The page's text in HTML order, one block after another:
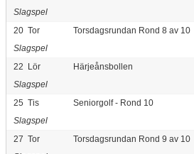
Slagspel
20 Tor
Torsdagsrundan Rond 8 av 10
Slagspel
22 Lör
Härjeånsbollen
Slagspel
25 Tis
Seniorgolf - Rond 10
Slagspel
27 Tor
Torsdagsrundan Rond 9 av 10